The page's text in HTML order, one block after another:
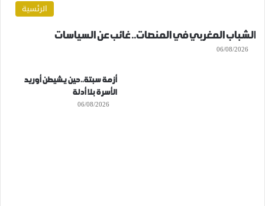
الرئسية
الشباب المغربي في المنصات.. غائب عن السياسات
06/08/2026
أزمة سبتة..حين يشيطن أوريد
الأسرة بلا أدلة
06/08/2026